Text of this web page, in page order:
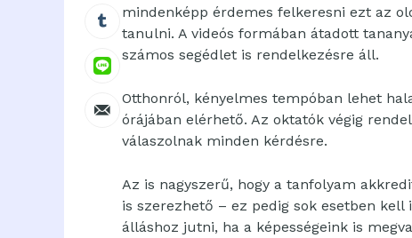
mindenképp érdemes felkeresni ezt az
tanulni. A videós formában átadott
számos segédlet is rendelkezésre áll.
Otthonról, kényelmes tempóban lehet
órájában elérhető. Az oktatók végig
válaszolnak minden kérdésre.
Az is nagyszerű, hogy a tanfolyam
is szerezhető – ez pedig sok esetben
álláshoz jutni, ha a képességeink is